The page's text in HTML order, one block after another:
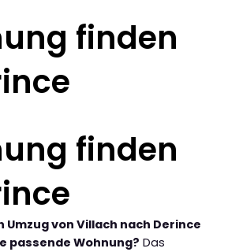
finden
finden
Umzug von Villach nach Derince
passende Wohnung? Das